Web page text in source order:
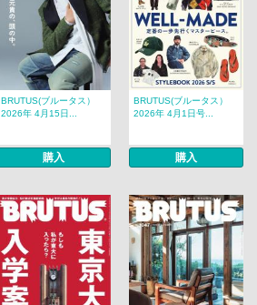
BRUTUS(ブルータス）
2026年 4月15日...
購入
BRUTUS(ブルータス）
2026年 4月1日号...
購入